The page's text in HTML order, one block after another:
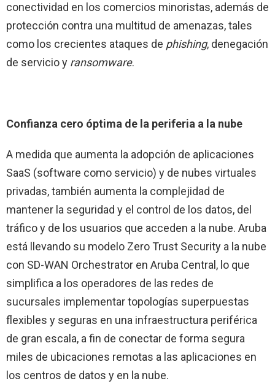
conectividad en los comercios minoristas, además de
protección contra una multitud de amenazas, tales
como los crecientes ataques de phishing, denegación
de servicio y ransomware.
Confianza cero óptima de la periferia a la nube
A medida que aumenta la adopción de aplicaciones
SaaS (software como servicio) y de nubes virtuales
privadas, también aumenta la complejidad de
mantener la seguridad y el control de los datos, del
tráfico y de los usuarios que acceden a la nube. Aruba
está llevando su modelo Zero Trust Security a la nube
con SD-WAN Orchestrator en Aruba Central, lo que
simplifica a los operadores de las redes de
sucursales implementar topologías superpuestas
flexibles y seguras en una infraestructura periférica
de gran escala, a fin de conectar de forma segura
miles de ubicaciones remotas a las aplicaciones en
los centros de datos y en la nube.